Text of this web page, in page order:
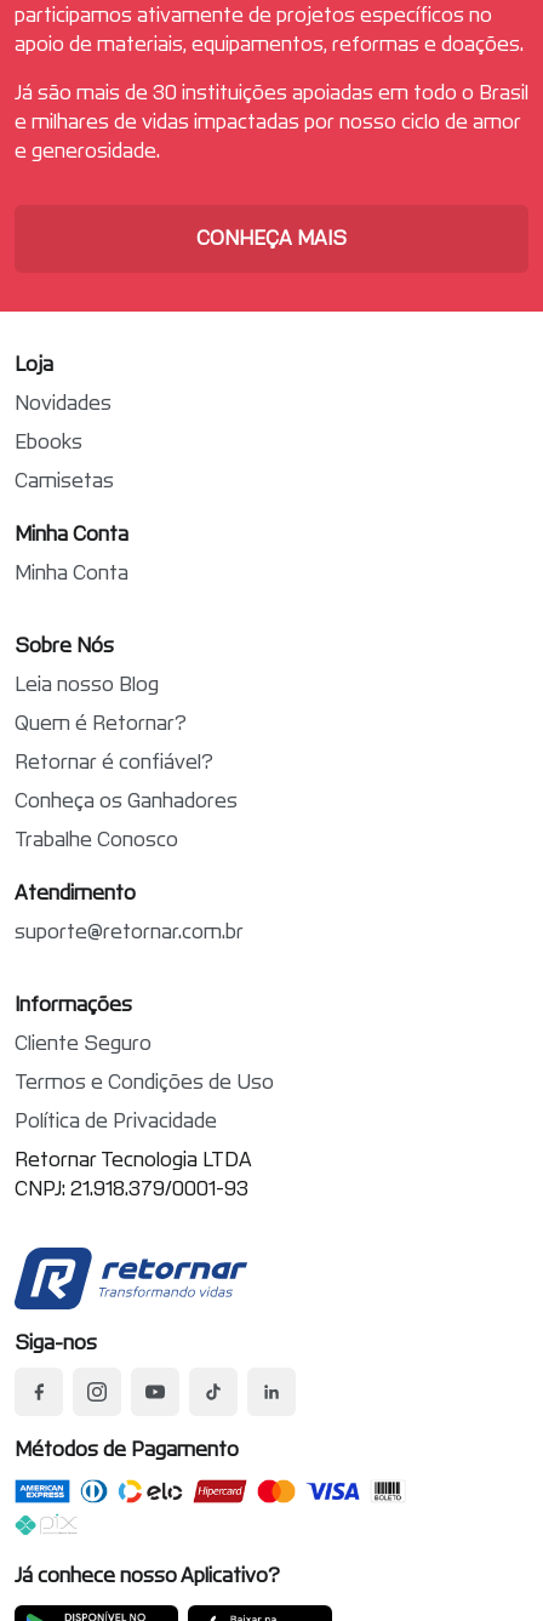
participamos ativamente de projetos específicos no
apoio de materiais, equipamentos, reformas e doações.
Já são mais de 30 instituições apoiadas em todo o Brasil
e milhares de vidas impactadas por nosso ciclo de amor
e generosidade.
CONHEÇA MAIS
Loja
Novidades
Ebooks
Camisetas
Minha Conta
Minha Conta
Sobre Nós
Leia nosso Blog
Quem é Retornar?
Retornar é confiável?
Conheça os Ganhadores
Trabalhe Conosco
Atendimento
suporte@retornar.com.br
Informações
Cliente Seguro
Termos e Condições de Uso
Política de Privacidade
Retornar Tecnologia LTDA
CNPJ: 21.918.379/0001-93
Siga-nos
Métodos de Pagamento
Já conhece nosso Aplicativo?